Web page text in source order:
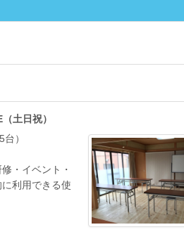
土日祝）
）
・イベント・
利用できる使